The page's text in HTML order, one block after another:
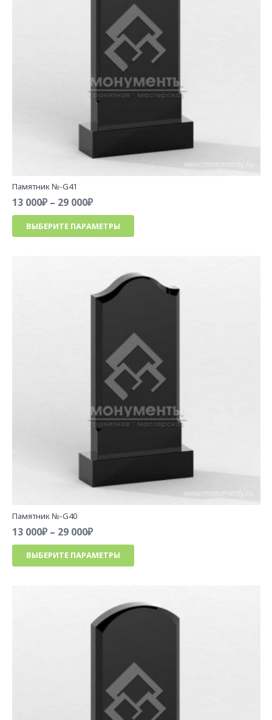
странице
товара.
Памятник №-G41
13 000₽ – 29 000₽Диапазон
цен:
13
000₽
000₽
ВЫБЕРИТЕ ПАРАМЕТРЫ
вариаций.
Опции
странице
товара.
Памятник №-G40
13 000₽ – 29 000₽Диапазон
цен:
13
000₽
000₽
ВЫБЕРИТЕ ПАРАМЕТРЫ
вариаций.
странице
товара.